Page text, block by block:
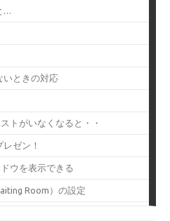
…
いときの対応
トがいなくなると・・
ゼン！
ウを表示できる
Room）の設定